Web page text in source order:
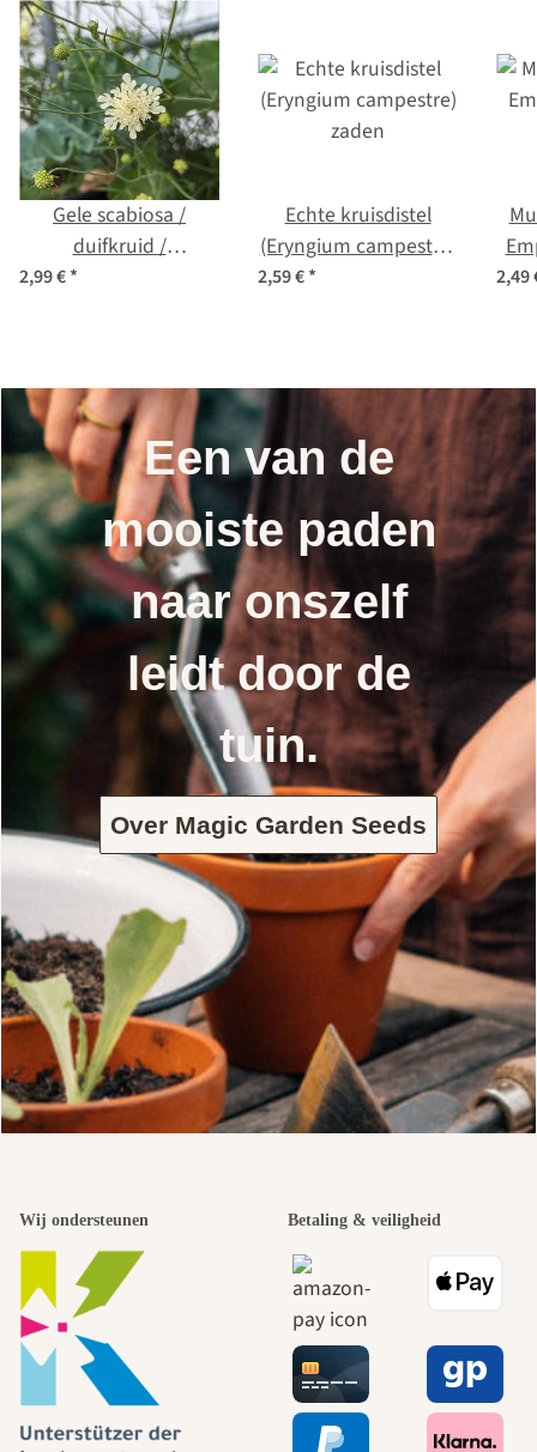
Gele scabiosa /
duifkruid /
schurftkruid (Scabiosa
2,99 €*
Echte kruisdistel
(Eryngium campestre)
2,59 €* 2,49
Een van de
mooiste paden
naar onszelf
leidt door de
tuin.
Over Magic Garden Seeds
Wij ondersteunen Betaling & veiligheid